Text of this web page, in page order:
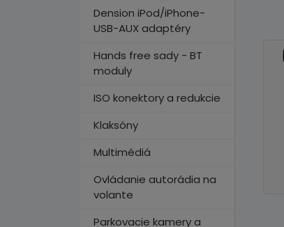
Dension iPod/iPhone-
USB-AUX adaptéry
Hands free sady - BT
moduly
ISO konektory a redukcie
Klaksóny
Multimédiá
Ovládanie autorádia na
volante
Parkovacie kamery a